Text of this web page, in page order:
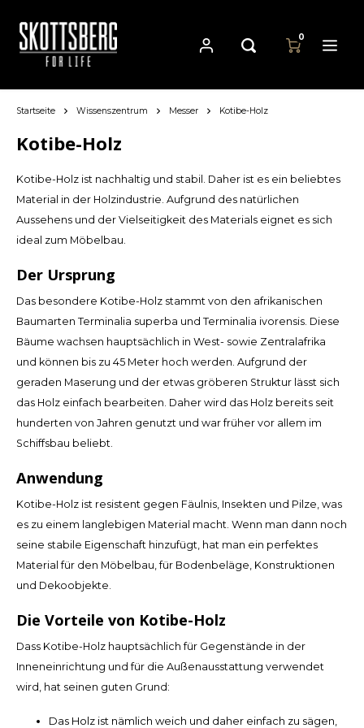
Hoofdmenu / pfannen
Cast Iron Cookware
Carbon Steel Cookware
Hoofdmenu
Nederlands
Deutsch
Français
Español
Polski
Hoofdmenu
EUR
AUD
CAD
CHF
INR
JPY
THB
CZK
ECS
HUF
0
Startseite Wissenszentrum Messer Kotibe-Holz
Kotibe-Holz
Kotibe-Holz ist nachhaltig und stabil. Daher ist es ein beliebtes
Material in der Holzindustrie. Aufgrund des natürlichen
Aussehens und der Vielseitigkeit des Materials eignet es sich
ideal zum Möbelbau.
Der Ursprung
Das besondere Kotibe-Holz stammt von den afrikanischen
Baumarten Terminalia superba und Terminalia ivorensis. Diese
Bäume wachsen hauptsächlich in West- sowie Zentralafrika
und können bis zu 45 Meter hoch werden. Aufgrund der
geraden Maserung und der etwas gröberen Struktur lässt sich
das Holz einfach bearbeiten. Daher wird das Holz bereits seit
hunderten von Jahren genutzt und war früher vor allem im
Schiffsbau beliebt.
Anwendung
Kotibe-Holz ist resistent gegen Fäulnis, Insekten und Pilze, was
es zu einem langlebigen Material macht. Wenn man dann noch
seine stabile Eigenschaft hinzufügt, hat man ein perfektes
Material für den Möbelbau, für Bodenbeläge, Konstruktionen
und Dekoobjekte.
Die Vorteile von Kotibe-Holz
Dass Kotibe-Holz hauptsächlich für Gegenstände in der
Inneneinrichtung und für die Außenausstattung verwendet
wird, hat seinen guten Grund:
Das Holz ist nämlich weich und daher einfach zu sägen,